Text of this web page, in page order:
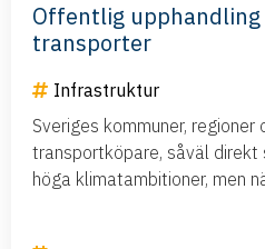
Offentlig
transporter
Infrastruktur
Sveriges kommuner,
transportköpare, såväl direkt
höga klimatambitioner, men